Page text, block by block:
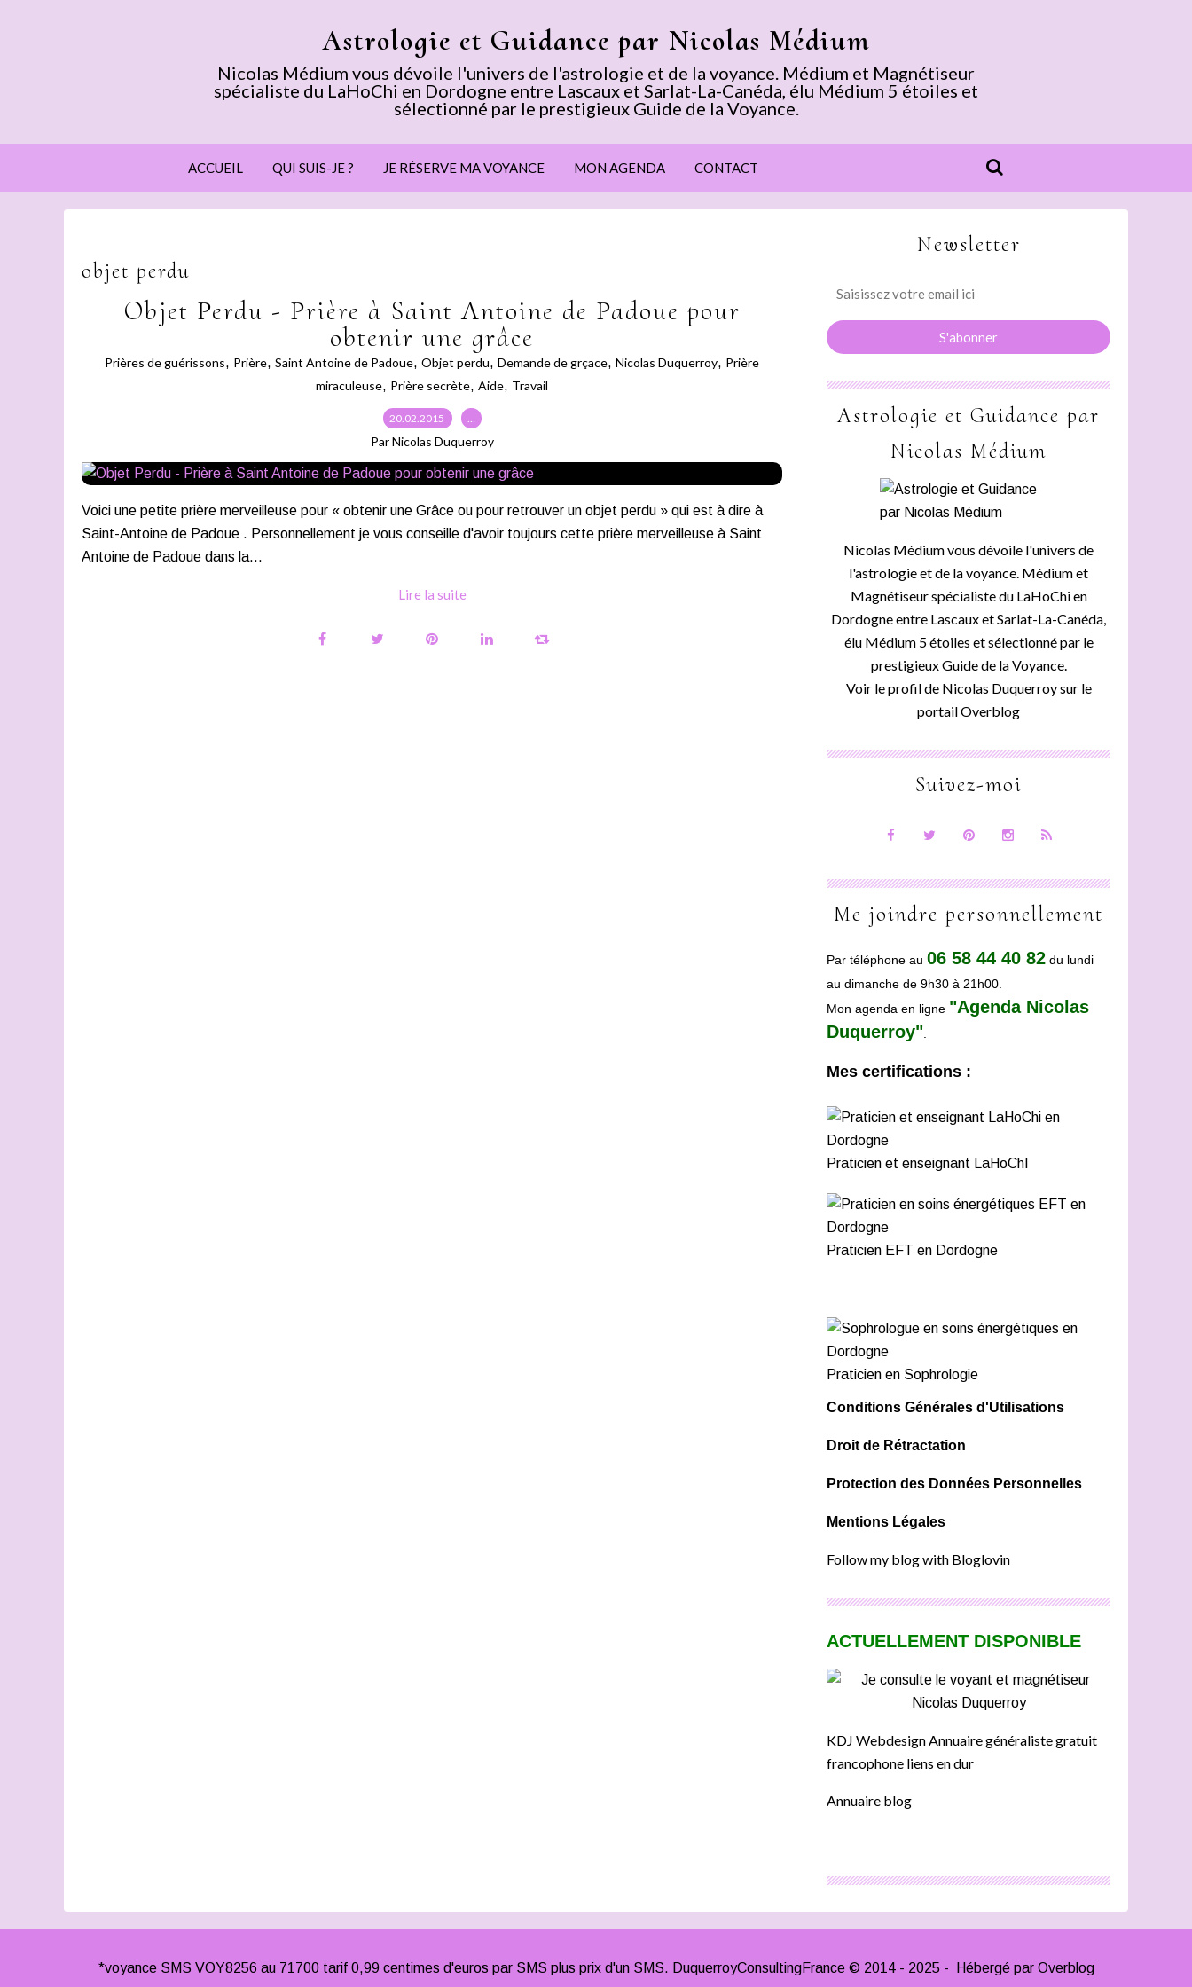
Astrologie et Guidance par Nicolas Médium
Nicolas Médium vous dévoile l'univers de l'astrologie et de la voyance. Médium et Magnétiseur
spécialiste du LaHoChi en Dordogne entre Lascaux et Sarlat-La-Canéda, élu Médium 5 étoiles et
sélectionné par le prestigieux Guide de la Voyance.
ACCUEIL QUI SUIS-JE ? JE RÉSERVE MA VOYANCE MON AGENDA CONTACT
objet perdu
Objet Perdu - Prière à Saint Antoine de Padoue pour
obtenir une grâce
Prières de guérissons, Prière, Saint Antoine de Padoue, Objet perdu, Demande de grçace, Nicolas Duquerroy, Prière
miraculeuse, Prière secrète, Aide, Travail
20.02.2015 …
Par Nicolas Duquerroy
Voici une petite prière merveilleuse pour « obtenir une Grâce ou pour retrouver un objet perdu » qui est à dire à
Saint-Antoine de Padoue . Personnellement je vous conseille d'avoir toujours cette prière merveilleuse à Saint
Antoine de Padoue dans la...
Lire la suite
Newsletter
Astrologie et Guidance par
Nicolas Médium
Nicolas Médium vous dévoile l'univers de
l'astrologie et de la voyance. Médium et
Magnétiseur spécialiste du LaHoChi en
Dordogne entre Lascaux et Sarlat-La-Canéda,
élu Médium 5 étoiles et sélectionné par le
prestigieux Guide de la Voyance.
Voir le profil de Nicolas Duquerroysur le
portail Overblog
Suivez-moi
ACTUELLEMENT DISPONIBLE
KDJ Webdesign Annuaire généraliste gratuit
francophone liens en dur
Annuaire blog
Me joindre personnellement
Par téléphone au 06 58 44 40 82 du lundi
au dimanche de 9h30 à 21h00.
Mon agenda en ligne "Agenda Nicolas
Duquerroy"
Mes certifications :
Praticien et enseignant LaHoChI
Praticien EFT en Dordogne
Praticien en Sophrologie
Conditions Générales d'Utilisations
Droit de Rétractation
Protection des Données Personnelles
Mentions Légales
Follow my blog with Bloglovin
*voyance SMS VOY8256 au 71700 tarif 0,99 centimes d'euros par SMS plus prix d'un SMS. DuquerroyConsultingFrance © 2014 - 2025 - Hébergé par Overblog